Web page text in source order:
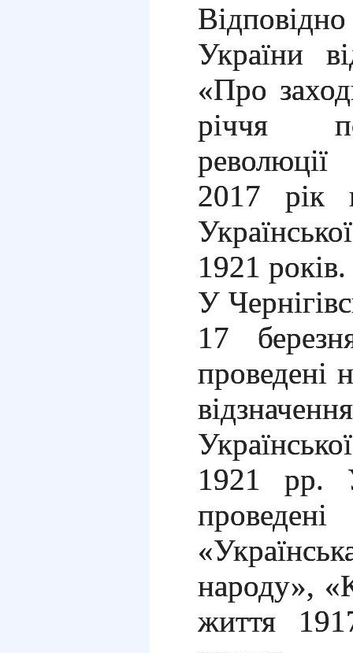
України
«Про
річчя
2017 рік
1921 років.
У
17
проведені
1921
рр.
народу»,
життя